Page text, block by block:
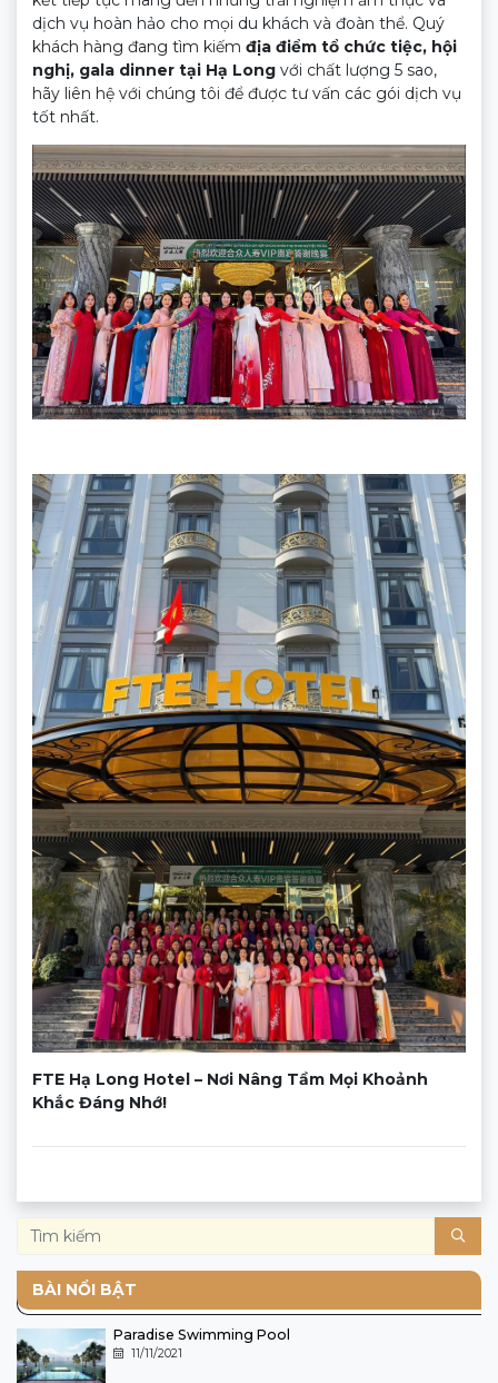
dịch vụ hoàn hảo cho mọi du khách và đoàn thể. Quý
khách hàng đang tìm kiếm địa điểm tổ chức tiệc, hội
nghị, gala dinner tại Hạ Long với chất lượng 5 sao,
hãy liên hệ với chúng tôi để được tư vấn các gói dịch vụ
tốt nhất.
FTE Hạ Long Hotel – Nơi Nâng Tầm Mọi Khoảnh
Khắc Đáng Nhớ!
BÀI NỔI BẬT
Paradise Swimming Pool
11/11/2021